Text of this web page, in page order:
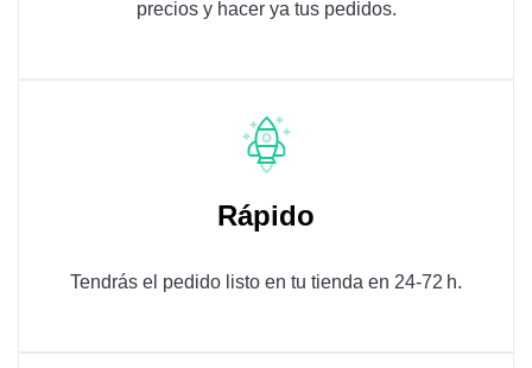
precios y hacer ya tus pedidos.
Rápido
Tendrás el pedido listo en tu tienda en 24-72 h.